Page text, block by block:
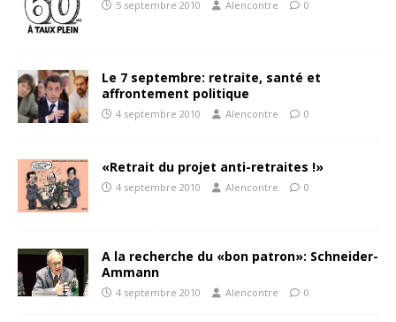
5 septembre 2010 Alencontre 0
Le 7 septembre: retraite, santé et
affrontement politique
4 septembre 2010 Alencontre 0
«Retrait du projet anti-retraites !»
4 septembre 2010 Alencontre 0
A la recherche du «bon patron»: Schneider-
Ammann
4 septembre 2010 Alencontre 0